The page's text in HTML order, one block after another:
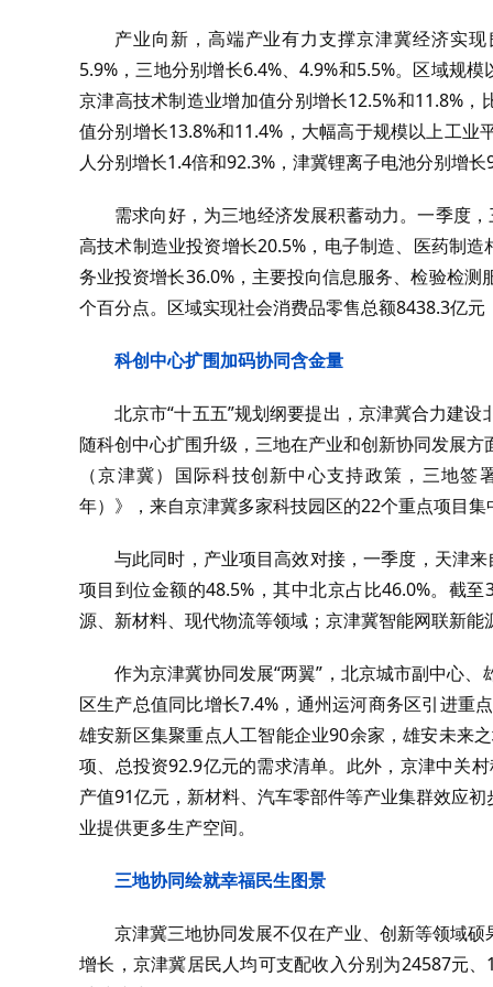
产业向新，高端产业有力支撑京津冀经济实
5.9%，三地分别增长6.4%、4.9%和5.5%。区域规
京津高技术制造业增加值分别增长12.5%和11.8%
值分别增长13.8%和11.4%，大幅高于规模以上工
人分别增长1.4倍和92.3%，津冀锂离子电池分别增长
需求向好，为三地经济发展积蓄动力。一季度
高技术制造业投资增长20.5%，电子制造、医药制
务业投资增长36.0%，主要投向信息服务、检验检
个百分点。区域实现社会消费品零售总额8438.3亿元
科创中心扩围加码协同含金量
北京市“十五五”规划纲要提出，京津冀合力建
随科创中心扩围升级，三地在产业和创新协同发展
（京津冀）国际科技创新中心支持政策，三地
年）》，来自京津冀多家科技园区的22个重点项目
与此同时，产业项目高效对接，一季度，天津
项目到位金额的48.5%，其中北京占比46.0%。截
源、新材料、现代物流等领域；京津冀智能网联新
作为京津冀协同发展“两翼”，北京城市副中心
区生产总值同比增长7.4%，通州运河商务区引进重
雄安新区集聚重点人工智能企业90余家，雄安未来
项、总投资92.9亿元的需求清单。此外，京津中关
产值91亿元，新材料、汽车零部件等产业集群效应
业提供更多生产空间。
三地协同绘就幸福民生图景
京津冀三地协同发展不仅在产业、创新等领域
增长，京津冀居民人均可支配收入分别为24587元